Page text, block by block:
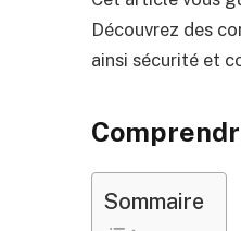
Découvrez des
ainsi sécurité et
Sommaire